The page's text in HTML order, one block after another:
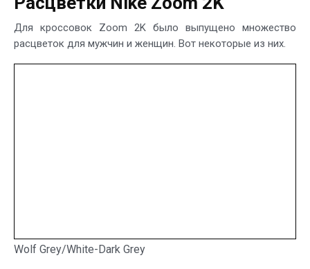
Для кроссовок Zoom 2K было выпущено множество
расцветок для мужчин и женщин. Вот некоторые из них.
Wolf Grey/White-Dark Grey